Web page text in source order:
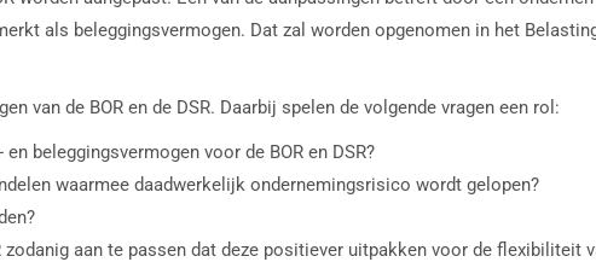
als beleggingsvermogen. Dat zal worden opgenomen in het
van de BOR en de DSR. Daarbij spelen de volgende vragen een rol:
beleggingsvermogen voor de BOR en DSR?
waarmee daadwerkelijk ondernemingsrisico wordt gelopen?
aan te passen dat deze positiever uitpakken voor de flexibiliteit